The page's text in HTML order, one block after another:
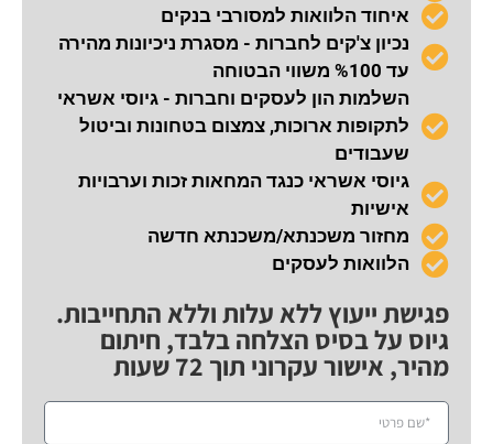
איחוד הלוואות למסורבי בנקים
נכיון צ'קים לחברות - מסגרת ניכיונות מהירה
עד %100 משווי הבטוחה
השלמות הון לעסקים וחברות - גיוסי אשראי
לתקופות ארוכות, צמצום בטחונות וביטול
שעבודים
גיוסי אשראי כנגד המחאות זכות וערבויות
אישיות
מחזור משכנתא/משכנתא חדשה
הלוואות לעסקים
פגישת ייעוץ ללא עלות וללא התחייבות.
גיוס על בסיס הצלחה בלבד, חיתום
מהיר, אישור עקרוני תוך 72 שעות